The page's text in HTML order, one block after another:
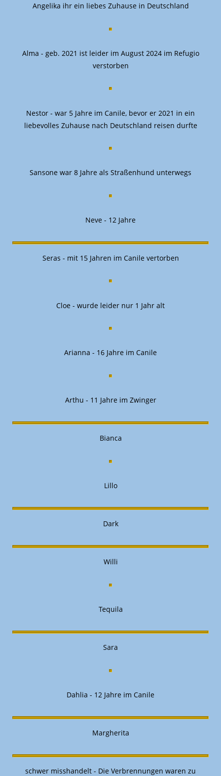
Angelika ihr ein liebes Zuhause in Deutschland
Alma - geb. 2021 ist leider im August 2024 im Refugio
verstorben
Nestor - war 5 Jahre im Canile, bevor er 2021 in ein
liebevolles Zuhause nach Deutschland reisen durfte
Sansone war 8 Jahre als Straßenhund unterwegs
Neve - 12 Jahre
Seras - mit 15 Jahren im Canile vertorben
Cloe - wurde leider nur 1 Jahr alt
Arianna - 16 Jahre im Canile
Arthu - 11 Jahre im Zwinger
Bianca
Lillo
Dark
Willi
Tequila
Sara
Dahlia - 12 Jahre im Canile
Margherita
schwer misshandelt - Die Verbrennungen waren zu